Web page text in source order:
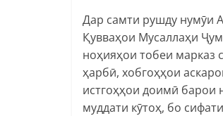
Дар самти рушду нумӯи
Қувваҳои Мусаллаҳи
ноҳияҳои тобеи марказ
ҳарбӣ, хобгоҳҳои
истгоҳҳои доимӣ барои
муддати кӯтоҳ, бо